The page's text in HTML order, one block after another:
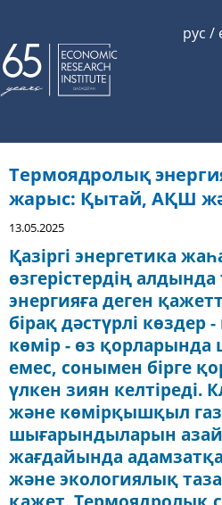
рус /
Термоядролық
жарыс: Қытай, АҚШ
13.05.2025
Қазіргі энергетика
өзгерістердің
энергияға деген
бірақ дәстүрлі көздер
көмір - өз қорларында
емес, сонымен бірге
үлкен зиян келтіреді.
және көмірқышқыл
шығарындыларын
жағдайында адамзатқа
және экологиялық таза